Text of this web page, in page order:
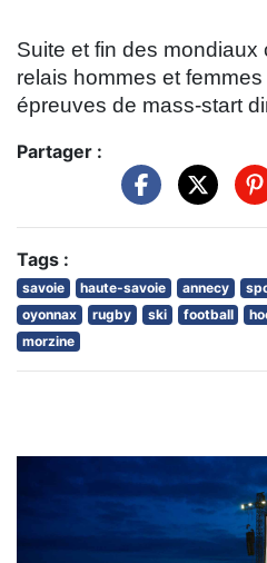
Suite et fin des
relais hommes et
épreuves de mass-start
Partager :
Tags :
savoie haute-savoie annecy
oyonnax
rugby ski football
morzine